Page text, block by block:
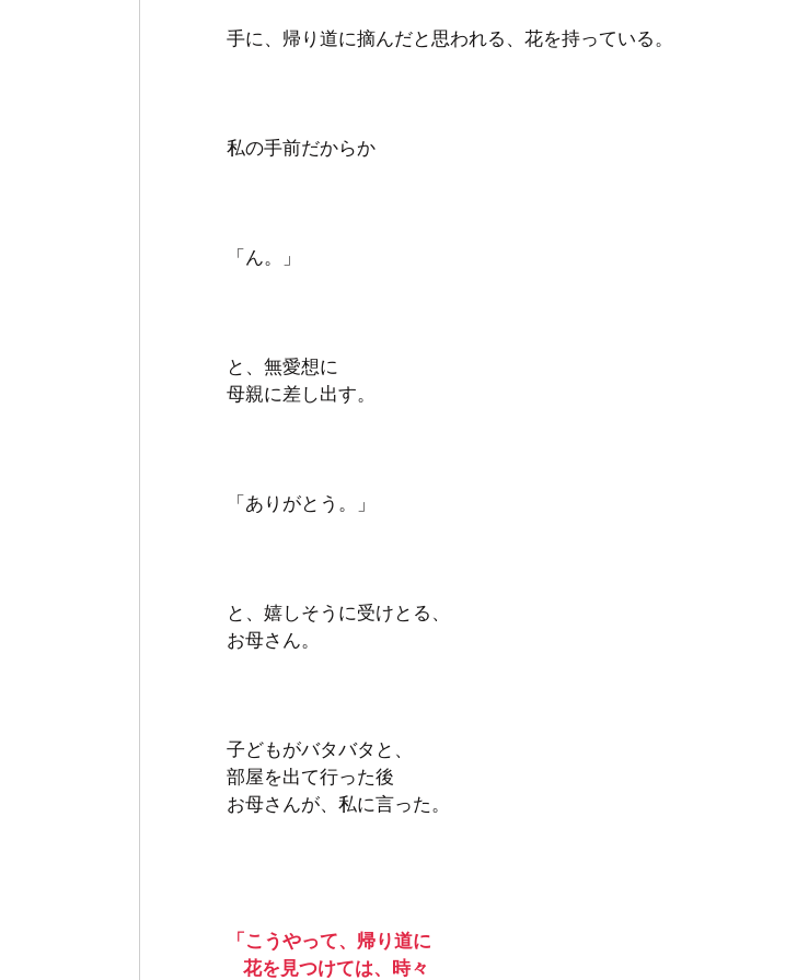
手に、帰り道に摘んだと思われる、花を持っている。
私の手前だからか
「ん。」
と、無愛想に
母親に差し出す。
「ありがとう。」
と、嬉しそうに受けとる、
お母さん。
子どもがバタバタと、
部屋を出て行った後
お母さんが、私に言った。
「こうやって、帰り道に
   花を見つけては、時々